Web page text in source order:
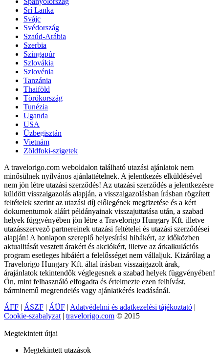
Srí Lanka
Svájc
Svédország
Szaúd-Arábia
Szerbia
Szingapúr
Szlovákia
Szlovénia
Tanzánia
Thaiföld
Törökország
Tunézia
Uganda
USA
Üzbegisztán
Vietnám
Zöldfoki-szigetek
A travelorigo.com weboldalon található utazási ajánlatok nem
minősülnek nyilvános ajánlattételnek. A jelentkezés elküldésével
nem jön létre utazási szerződés! Az utazási szerződés a jelentkezésre
küldött visszaigazolás alapján, a visszaigazolásban írásban rögzített
feltételek szerint az utazási díj előlegének megfizetése és a kért
dokumentumok aláírt példányainak visszajuttatása után, a szabad
helyek függvényében jön létre a Travelorigo Hungary Kft. illetve
utazásszervező partnereinek utazási feltételei és utazási szerződései
alapján! A honlapon szereplő helyesírási hibákért, az időközben
aktualitását vesztett árakért és akciókért, illetve az árkalkulációs
program esetleges hibáiért a felelősséget nem vállaljuk. Kizárólag a
Travelorigo Hungary Kft. által írásban visszaigazolt árak,
árajánlatok tekintendők véglegesnek a szabad helyek függvényében!
Ön, mint felhasználó elfogadta és értelmezte ezen felhívást,
bárminemű megrendelés vagy ajánlatkérés leadásánál.
ÁFF | ÁSZF | ÁÜF | Adatvédelmi és adatkezelési tájékoztató |
Cookie-szabalyzat | travelorigo.com © 2015
Megtekintett útjai
Megtekintett utazások